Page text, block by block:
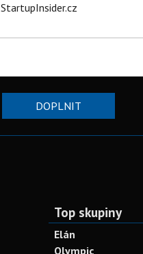
StartupInsider.cz
DOPLNIT
Top skupiny
Elán
Olympic